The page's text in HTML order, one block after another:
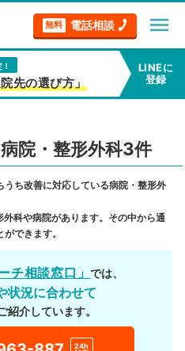
無料 電話相談 menu
先の選び方」
LINEに
登録
院・整形外科3件
うち改善に対応している病院・整形外
外科や病院があります。その中から通
できます。
チ相談窓口」では、
状況に合わせて
紹介しています。
24h